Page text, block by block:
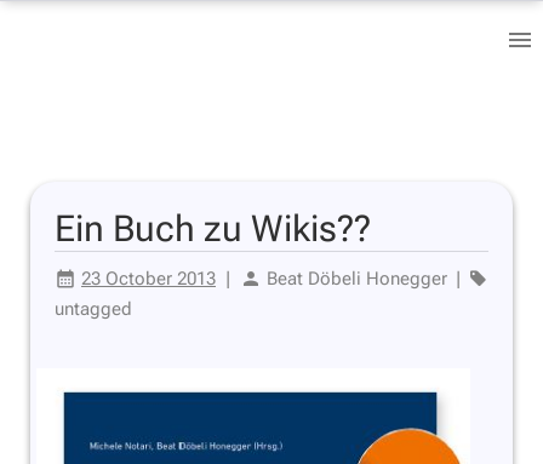
Ein Buch zu Wikis??
23 October 2013 | Beat Döbeli Honegger |
untagged